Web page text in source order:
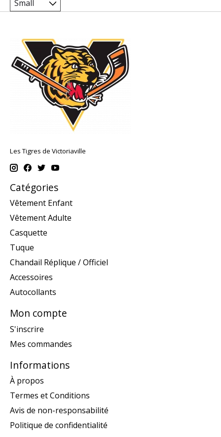
Les Tigres de Victoriaville
Catégories
Vêtement Enfant
Vêtement Adulte
Casquette
Tuque
Chandail Réplique / Officiel
Accessoires
Autocollants
Mon compte
S'inscrire
Mes commandes
Informations
À propos
Termes et Conditions
Avis de non-responsabilité
Politique de confidentialité